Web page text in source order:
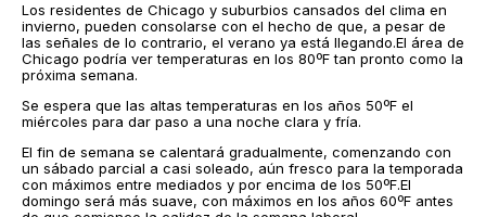
Los residentes de Chicago y suburbios cansados del clima en
invierno, pueden consolarse con el hecho de que, a pesar de
las señales de lo contrario, el verano ya está llegando.El área de
Chicago podría ver temperaturas en los 80ºF tan pronto como la
próxima semana.
Se espera que las altas temperaturas en los años 50ºF el
miércoles para dar paso a una noche clara y fría.
El fin de semana se calentará gradualmente, comenzando con
un sábado parcial a casi soleado, aún fresco para la temporada
con máximos entre mediados y por encima de los 50ºF.El
domingo será más suave, con máximos en los años 60ºF antes